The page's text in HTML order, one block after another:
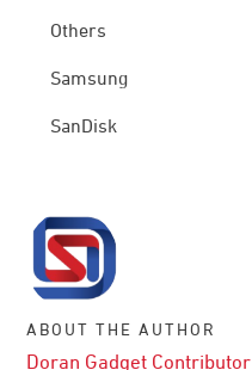
Others
Samsung
SanDisk
ABOUT THE AUTHOR
Doran Gadget Contributor